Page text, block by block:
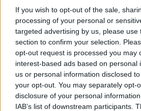
If you wish to opt-out of the sale,
processing of your personal or
targeted advertising by us, please use
section to confirm your selection.
opt-out request is processed you may
interest-based ads based on personal
us or personal information disclosed
your opt-out. You may separately opt-
disclosure of your personal
IAB’s list of downstream participants.
vesz részt, szombaton a
nyári női kollekciójának
Korábban ezen a héten már
rendezvényén is részt vett az
megosztva élményeit